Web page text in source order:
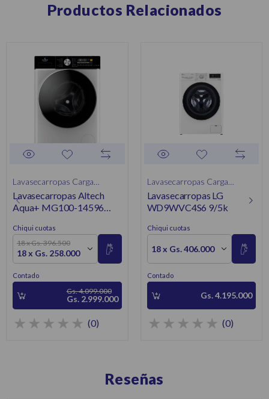
Productos Relacionados
Lavasecarropas Carga
Frontal
Lavasecarropas Altech
Aqua+ MG100-14596
Chiqui cuotas
18 x Gs. 396.500
18 x Gs. 258.000
Contado
Gs. 4.099.000
Gs. 2.999.000
(0)
Lavasecarropas Carga
Frontal
Lavasecarropas LG
WD9WVC4S6 9/5k
Chiqui cuotas
18 x Gs. 406.000
Contado
Gs. 4.195.000
(0)
Reseñas